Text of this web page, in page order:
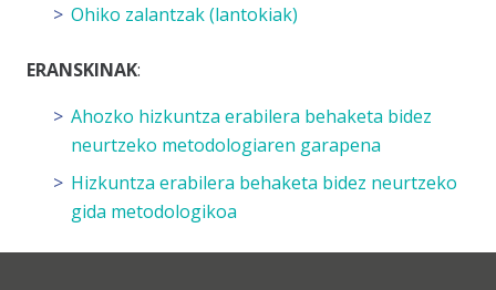
Ohiko zalantzak (lantokiak)
ERANSKINAK:
Ahozko hizkuntza erabilera behaketa bidez
neurtzeko metodologiaren garapena
Hizkuntza erabilera behaketa bidez neurtzeko
gida metodologikoa